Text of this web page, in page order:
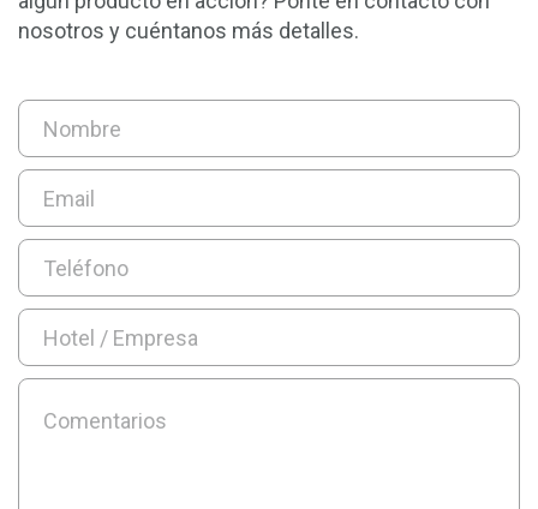
nosotros y cuéntanos más detalles.